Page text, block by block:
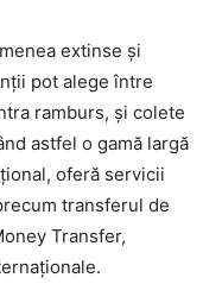
extinse și
pot alege între
ramburs, și colete
astfel o gamă largă
oferă servicii
transferul de
Transfer,